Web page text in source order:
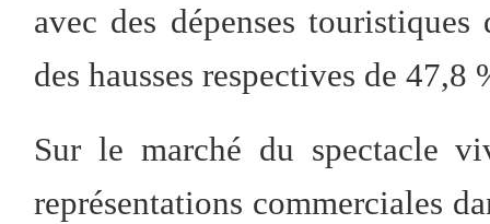
avec des dépenses
des hausses respectives de
Sur le marché du spectacle
représentations commerciales